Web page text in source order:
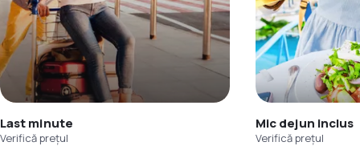
Last minute
Verifică prețul
Mic dejun inclus
Verifică prețul